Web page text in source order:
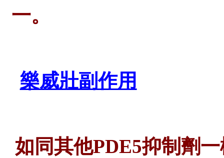
一。
樂威壯副作用
如同其他PDE5抑制劑